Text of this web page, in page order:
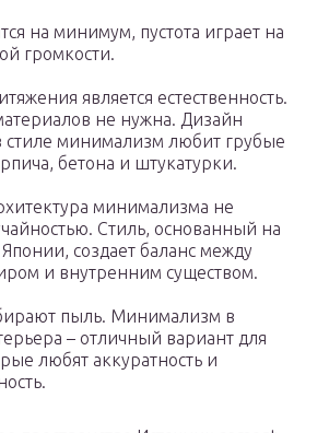
на минимум, пустота играет на
громкости.
является естественность.
не нужна. Дизайн
стиле минимализм любит грубые
бетона и штукатурки.
минимализма не
Стиль, основанный на
создает баланс между
и внутренним существом.
пыль. Минимализм в
– отличный вариант для
любят аккуратность и